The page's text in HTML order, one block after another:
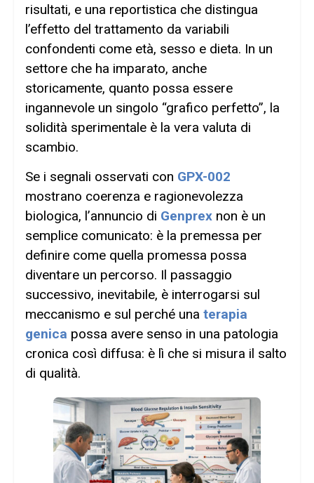
risultati, e una reportistica che distingua
l’effetto del trattamento da variabili
confondenti come età, sesso e dieta. In un
settore che ha imparato, anche
storicamente, quanto possa essere
ingannevole un singolo “grafico perfetto”, la
solidità sperimentale è la vera valuta di
scambio.
Se i segnali osservati con GPX-002
mostrano coerenza e ragionevolezza
biologica, l’annuncio di Genprex non è un
semplice comunicato: è la premessa per
definire come quella promessa possa
diventare un percorso. Il passaggio
successivo, inevitabile, è interrogarsi sul
meccanismo e sul perché una terapia
genica possa avere senso in una patologia
cronica così diffusa: è lì che si misura il salto
di qualità.